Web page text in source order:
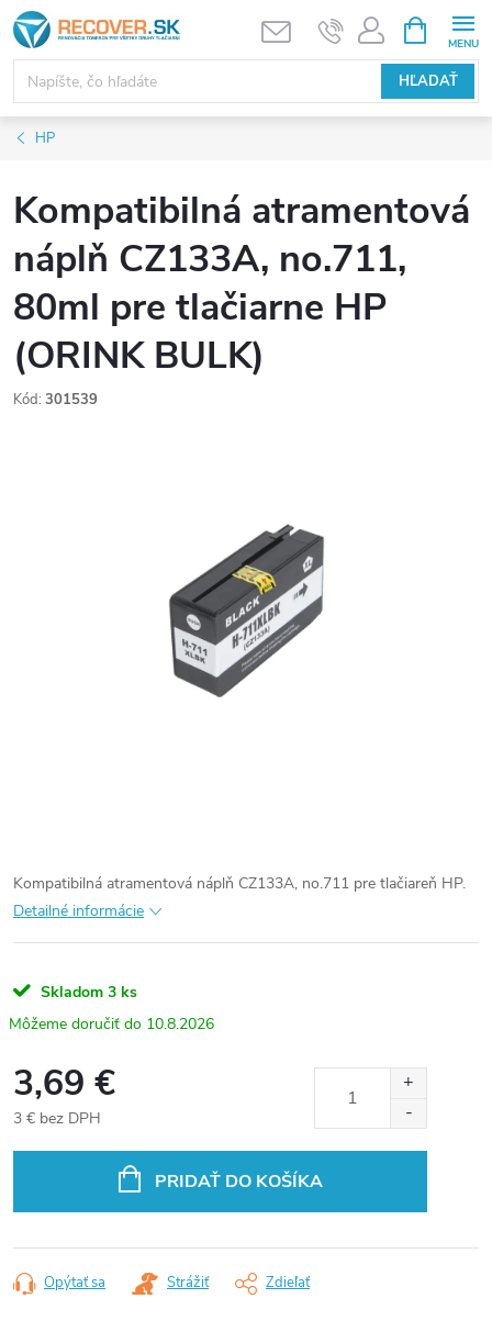
Prejsť
na
obsah
HĽADAŤ
KOŠÍK
HP
Kompatibilná atramentová
náplň CZ133A, no.711,
80ml pre tlačiarne HP
(ORINK BULK)
Kód: 301539
Kompatibilná atramentová náplň CZ133A, no.711 pre tlačiareň HP.
Detailné informácie
Skladom 3 ks
10.8.2026
3,69 €
3 € bez DPH
PRIDAŤ DO KOŠÍKA
Opýtať sa Strážiť Zdieľať